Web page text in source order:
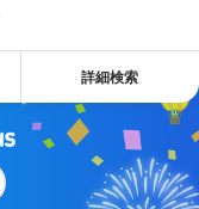
詳細検索